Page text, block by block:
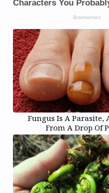
Fungus Is A Parasite,
From A Drop Of